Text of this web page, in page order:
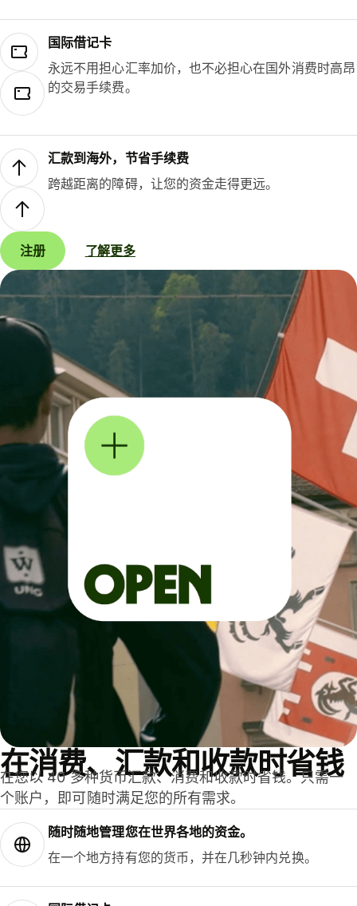
国际借记卡
永远不用担心汇率加价，也不必担心在国外消费时高昂
的交易手续费。
汇款到海外，节省手续费
跨越距离的障碍，让您的资金走得更远。
注册 了解更多
在消费、汇款和收款时省钱
在您以 40 多种货币汇款、消费和收款时省钱。只需一
个账户，即可随时满足您的所有需求。
随时随地管理您在世界各地的资金。
在一个地方持有您的货币，并在几秒钟内兑换。